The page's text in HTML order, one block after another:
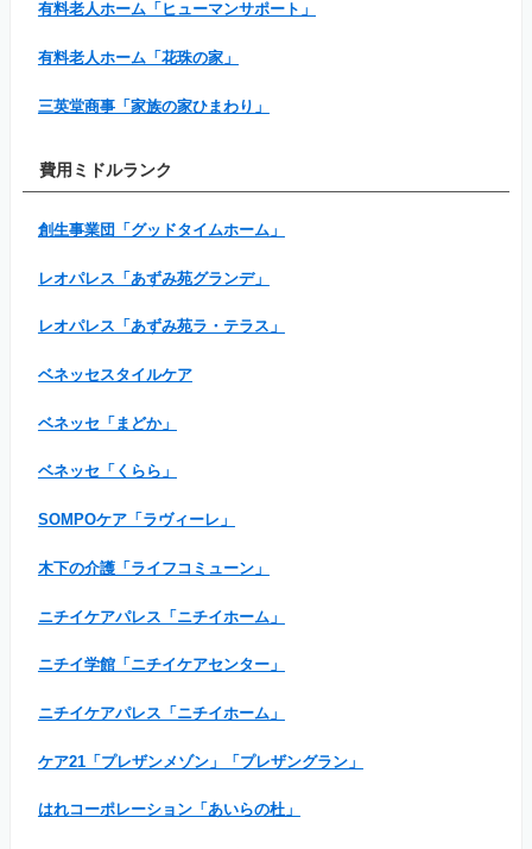
有料老人ホーム「ヒューマンサポート」
有料老人ホーム「花珠の家」
三英堂商事「家族の家ひまわり」
費用ミドルランク
創生事業団「グッドタイムホーム」
レオパレス「あずみ苑グランデ」
レオパレス「あずみ苑ラ・テラス」
ベネッセスタイルケア
ベネッセ「まどか」
ベネッセ「くらら」
SOMPOケア「ラヴィーレ」
木下の介護「ライフコミューン」
ニチイケアパレス「ニチイホーム」
ニチイ学館「ニチイケアセンター」
ニチイケアパレス「ニチイホーム」
ケア21「プレザンメゾン」「プレザングラン」
はれコーポレーション「あいらの杜」